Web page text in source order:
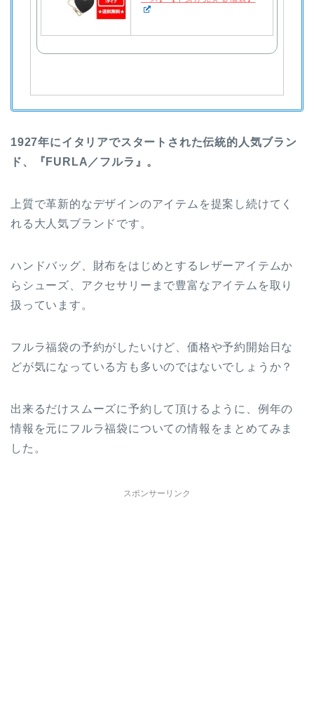
1927年にイタリアでスタートされた伝統的人気ブラン
ド、『FURLA／フルラ』。
上質で革新的なデザインのアイテムを提案し続けてく
れる大人気ブランドです。
ハンドバッグ、財布をはじめとするレザーアイテムか
らシューズ、アクセサリーまで豊富なアイテムを取り
扱っています。
フルラ福袋の予約がしたいけど、価格や予約開始日な
どが気になっている方も多いのではないでしょうか？
出来るだけスムーズに予約して頂けるように、例年の
情報を元にフルラ福袋についての情報をまとめてみま
した。
スポンサーリンク